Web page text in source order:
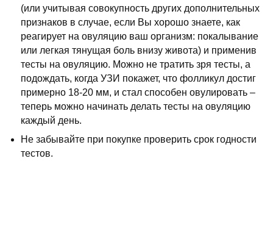
(или учитывая совокупность других дополнительных
признаков в случае, если Вы хорошо знаете, как
реагирует на овуляцию ваш организм: покалывание
или легкая тянущая боль внизу живота) и применив
тесты на овуляцию. Можно не тратить зря тесты, а
подождать, когда УЗИ покажет, что фолликул достиг
примерно 18-20 мм, и стал способен овулировать –
теперь можно начинать делать тесты на овуляцию
каждый день.
Не забывайте при покупке проверить срок годности
тестов.